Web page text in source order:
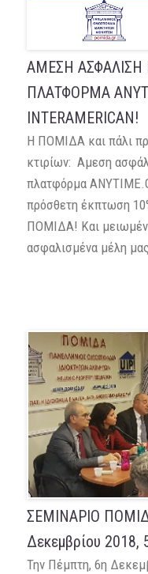
ΑΜΕΣΗ ΑΣΦΑΛΙΣΗ
ΠΛΑΤΦΟΡΜΑ
INTERAMERICAN!
Η ΠΟΜΙΔΑ και πάλι
κτιρίων: Αμεση
πλατφόρμα
πρόσθετη έκπτωση
ΠΟΜΙΔΑ! Και
ασφαλισμένα μέλη
ΣΕΜΙΝΑΡΙΟ
Δεκεμβρίου 2018,
Την Πέμπτη, 6η